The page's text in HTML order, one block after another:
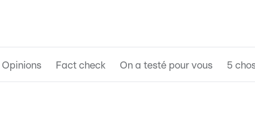
Opinions Fact check On a testé pour vous 5